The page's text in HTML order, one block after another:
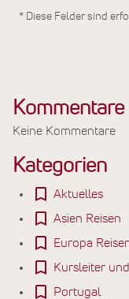
* Diese Felder sind
Kommentare
Keine Kommentare
Kategorien
Aktuelles
Asien Reisen
Europa
Kursleiter
Portugal